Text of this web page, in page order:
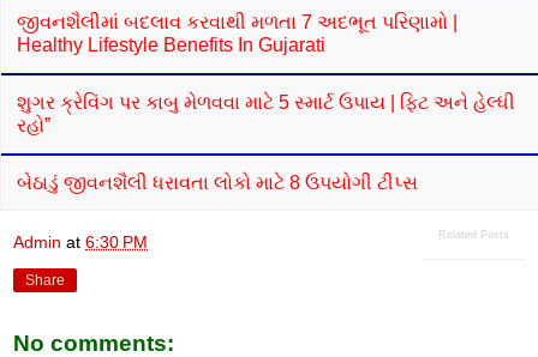
જીવનશૈલીમાં બદલાવ કરવાથી મળતા 7 અદભૂત પરિણામો |
Healthy Lifestyle Benefits In Gujarati
શુગર ક્રેવિંગ પર કાબુ મેળવવા માટે 5 સ્માર્ટ ઉપાય | ફિટ અને હેલ્ધી
રહો”
બેઠાડું જીવનશૈલી ધરાવતા લોકો માટે 8 ઉપયોગી ટીપ્સ
Related Posts
Admin at 6:30 PM
Share
No comments: